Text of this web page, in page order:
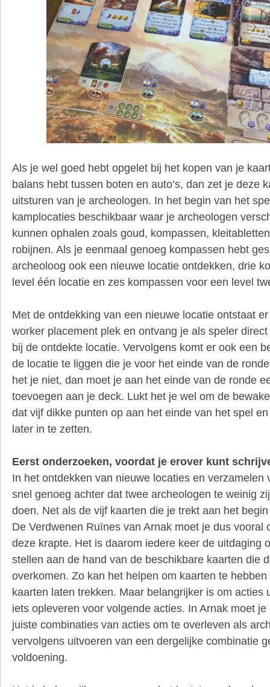
Als je wel goed hebt opgelet bij het kopen van je
balans hebt tussen boten en auto’s, dan zet je deze
uitsturen van je archeologen. In het begin van het
kamplocaties beschikbaar waar je archeologen
kunnen ophalen zoals goud, kompassen,
robijnen. Als je eenmaal genoeg kompassen hebt
archeoloog ook een nieuwe locatie ontdekken, drie
level één locatie en zes kompassen voor een level
Met de ontdekking van een nieuwe locatie ontstaat
worker placement plek en ontvang je als speler
bij de ontdekte locatie. Vervolgens komt er ook een
de locatie te liggen die je voor het einde van de
het je niet, dan moet je aan het einde van de ronde
toevoegen aan je deck. Lukt het je wel om de
dat vijf dikke punten op aan het einde van het spel
later in te zetten.
Eerst onderzoeken, voordat je erover kunt
In het ontdekken van nieuwe locaties en verzamelen
snel genoeg achter dat twee archeologen te weinig
doen. Net als de vijf kaarten die je trekt aan het
De Verdwenen Ruïnes van Arnak moet je dus vooral
deze krapte. Het is daarom iedere keer de uitdaging
stellen aan de hand van de beschikbare kaarten die
overkomen. Zo kan het helpen om kaarten te
kaarten laten trekken. Maar belangrijker is om acties
iets opleveren voor volgende acties. In Arnak moet
juiste combinaties van acties om te overleven als
vervolgens uitvoeren van een dergelijke combinatie
voldoening.